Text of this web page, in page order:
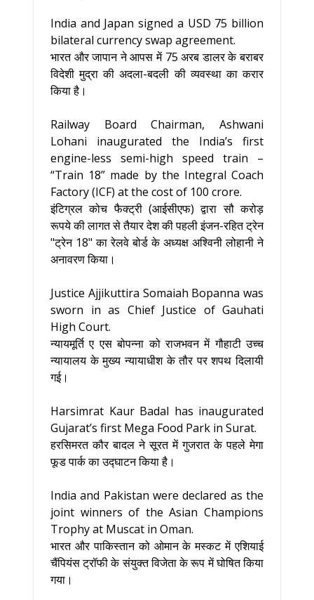
India and Japan signed a USD 75 billion
bilateral currency swap agreement.
भारत और जापान ने आपस में 75 अरब डालर के बराबर
विदेशी मुद्रा की अदला-बदली की व्यवस्था का करार
किया है।
Railway Board Chairman, Ashwani
Lohani inaugurated the India’s first
engine-less semi-high speed train –
“Train 18” made by the Integral Coach
Factory (ICF) at the cost of 100 crore.
इंटिग्रल कोच फैक्ट्री (आईसीएफ) द्वारा सौ करोड़
रूपये की लागत से तैयार देश की पहली इंजन-रहित ट्रेन
"ट्रेन 18" का रेलवे बोर्ड के अध्यक्ष अश्विनी लोहानी ने
अनावरण किया।
Justice Ajjikuttira Somaiah Bopanna was
sworn in as Chief Justice of Gauhati
High Court.
न्यायमूर्ति ए एस बोपन्ना को राजभवन में गौहाटी उच्च
न्यायालय के मुख्य न्यायाधीश के तौर पर शपथ दिलायी
गई।
Harsimrat Kaur Badal has inaugurated
Gujarat’s first Mega Food Park in Surat.
हरसिमरत कौर बादल ने सूरत में गुजरात के पहले मेगा
फूड पार्क का उद्घाटन किया है।
India and Pakistan were declared as the
joint winners of the Asian Champions
Trophy at Muscat in Oman.
भारत और पाकिस्तान को ओमान के मस्कट में एशियाई
चैंपियंस ट्रॉफी के संयुक्त विजेता के रूप में घोषित किया
गया।